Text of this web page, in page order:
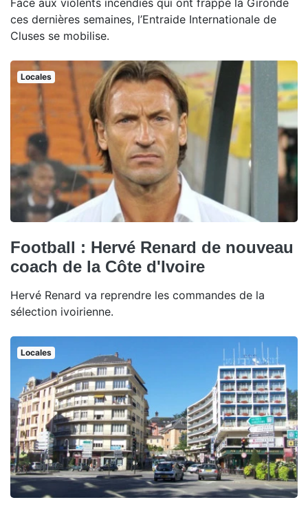
ces dernières semaines, l’Entraide Internationale de
Cluses se mobilise.
Locales
Football : Hervé Renard de nouveau
coach de la Côte d'Ivoire
Hervé Renard va reprendre les commandes de la
sélection ivoirienne.
Locales